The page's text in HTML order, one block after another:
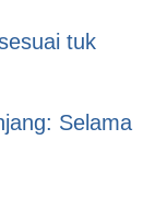
tuk
Selama